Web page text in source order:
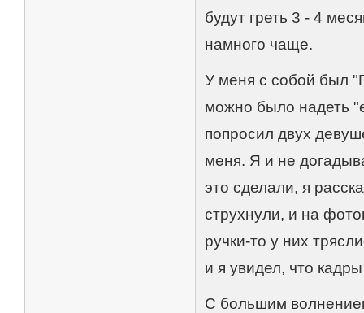
будут греть 3 - 4
намного чаще.
У меня с собой был
можно было надеть
попросил двух
меня. Я и не
это сделали, я
струхнули, и на
ручки-то у них
и я увидел, что
С большим